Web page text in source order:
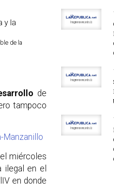
de la
de
tampoco
Manzanillo
miércoles
ilegal en el
en donde